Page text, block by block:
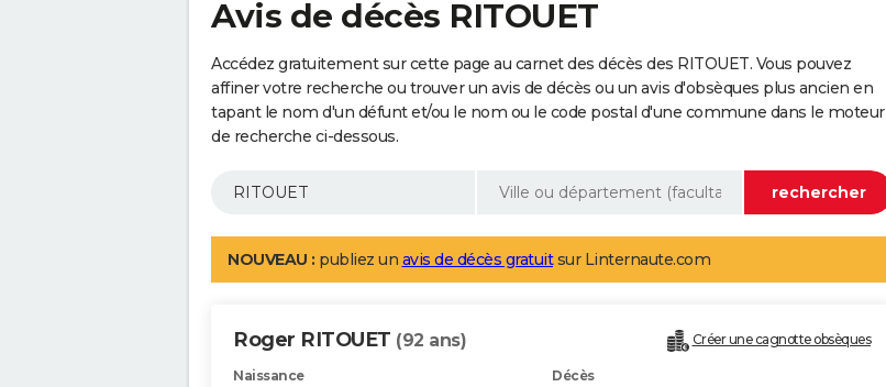
Avis de décès RITOUET
Accédez gratuitement sur cette page au carnet des décès des RITOUET. Vous pouvez
affiner votre recherche ou trouver un avis de décès ou un avis d'obsèques plus ancien en
tapant le nom d'un défunt et/ou le nom ou le code postal d'une commune dans le moteur
de recherche ci-dessous.
NOUVEAU : publiez un avis de décès gratuitsur Linternaute.com
Roger RITOUET (92 ans) Créer une cagnotte obsèques
Naissance Décès